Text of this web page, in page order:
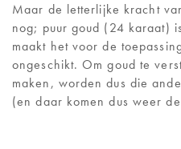
Maar de letterlijke kracht
nog; puur goud (24 karaat)
maakt het voor de
ongeschikt. Om goud te
maken, worden dus die
(en daar komen dus weer